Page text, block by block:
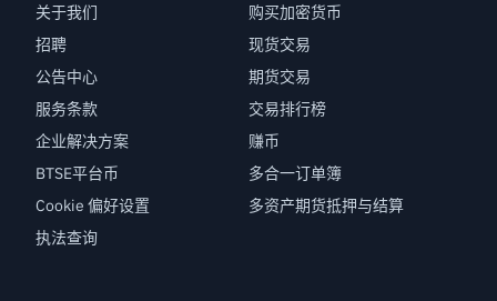
关于我们
招聘
公告中心
服务条款
企业解决方案
BTSE平台币
Cookie 偏好设置
执法查询
购买加密货币
现货交易
期货交易
交易排行榜
赚币
多合一订单簿
多资产期货抵押与结算